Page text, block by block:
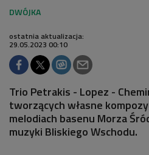
ostatnia aktualizacja:
29.05.2023 00:10
Trio Petrakis - Lopez -
tworzących własne
melodiach basenu Morza
muzyki Bliskiego Wschodu.